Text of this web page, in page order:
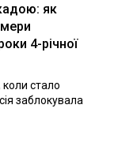
як
4-річної
коли стало
заблокувала